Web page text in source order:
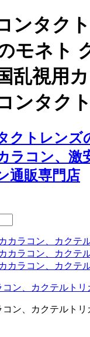
ンタク
モネト
乱視用
ンタク
クトレン
ラコン、激
通販専門店
カラコン、カクテ
カラコン、カクテ
カラコン、カクテ
ン、カクテルト
ン、カクテルト